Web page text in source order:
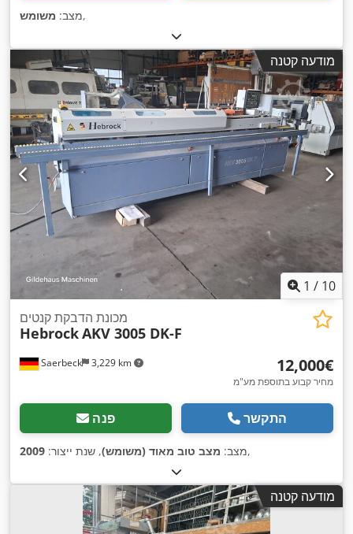
מצב: משומש ,
מודעה קטנה
1 / 10
Saerbeck 3,229 km
מכונת הדבקת קנטים
HebrockAKV 3005 DK-F
‏12,000 ‏€
מחיר קבוע בתוספת מע"מ
פנה התקשר
מצב: מצב טוב מאוד (משומש), שנת ייצור: 2009 ,
מודעה קטנה